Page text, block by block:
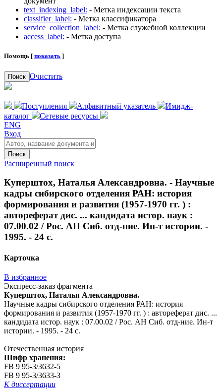
text_indexing_label: - Метка индексации текста
classifier_label: - Метка классификатора
service_collection_label: - Метка служебной коллекции
access_label: - Метка доступа
Помощь [ показать ]
Поиск Очистить
Поступления Алфавитный указатель
Имидж-
каталог
Сетевые ресурсы
ENG
Вход
Поиск
Расширенный поиск
Куперштох, Наталья Александровна. - Научные
кадры сибирского отделения РАН: история
формирования и развития (1957-1970 гг. ) :
автореферат дис. ... кандидата истор. наук :
07.00.02 / Рос. АН Сиб. отд-ние. Ин-т истории. -
1995. - 24 с.
Карточка
В избранное
Экспресс-заказ фрагмента
Куперштох, Наталья Александровна.
Научные кадры сибирского отделения РАН: история
формирования и развития (1957-1970 гг. ) : автореферат дис. ...
кандидата истор. наук : 07.00.02 / Рос. АН Сиб. отд-ние. Ин-т
истории. - 1995. - 24 с.
Отечественная история
Шифр хранения:
FB 9 95-3/3632-5
FB 9 95-3/3633-3
К диссертации